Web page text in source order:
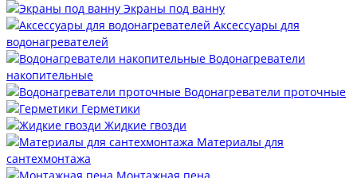
Экраны под ванну
Аксессуары для
водонагревателей
Водонагреватели
накопительные
Водонагреватели проточные
Герметики
Жидкие гвозди
Материалы для
сантехмонтажа